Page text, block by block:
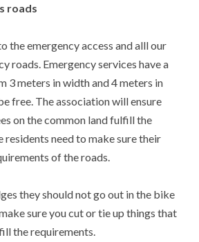
roads
the emergency access and alll our
roads. Emergency services have a
3 meters in width and 4 meters in
free. The association will ensure
on the common land fulfill the
residents need to make sure their
of the roads.
they should not go out in the bike
sure you cut or tie up things that
the requirements.